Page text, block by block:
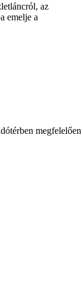
az
emelje a
megfelelően